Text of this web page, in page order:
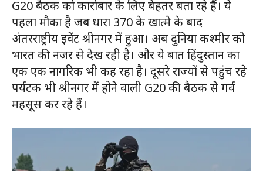
G20 बैठक को कारोबार के लिए बेहतर बता रहे हैं। ये
पहला मौका है जब धारा 370 के खात्मे के बाद
अंतरराष्ट्रीय इवेंट श्रीनगर में हुआ। अब दुनिया कश्मीर को
भारत की नजर से देख रही है। और ये बात हिंदुस्तान का
एक एक नागरिक भी कह रहा है। दूसरे राज्यों से पहुंच रहे
पर्यटक भी श्रीनगर में होने वाली G20 की बैठक से गर्व
महसूस कर रहे हैं।